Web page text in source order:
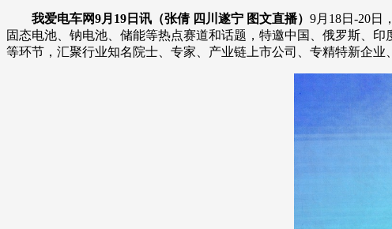
我爱电车网9月19日讯（张倩 四川遂宁 图文直播） 9月18日-20日
固态电池、钠电池、储能等热点赛道和话题，特邀中国、俄罗斯、
等环节，汇聚行业知名院士、专家、产业链上市公司、专精特新企